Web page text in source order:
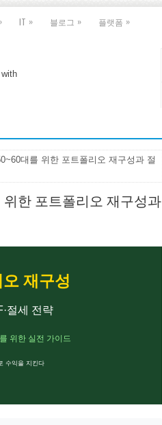
IT » 블로그 » 플랫폼 »
대를 위한 포트폴리오 재구성과 절
위한 포트폴리오 재구성과
재구성
절세 전략
위한 실전 가이드
수익을 지킨다